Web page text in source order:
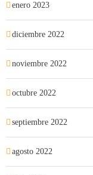
enero 2023
diciembre 2022
noviembre 2022
octubre 2022
septiembre 2022
agosto 2022